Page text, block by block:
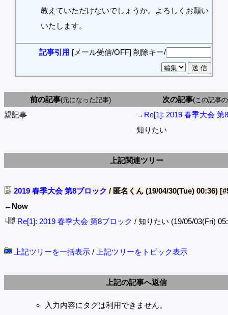
教えていただけないでしょうか。よろしくお願い
いたします。
記事引用 [メール受信/OFF] 削除キー/
前の記事(元になった記事) 次の記事(この記事
親記事
→Re[1]: 2019 春季大会 第
知りたい
上記関連ツリー
2019 春季大会 第8ブロック / 匿名くん (19/04/30(Tue) 00:36)
←Now
└ Re[1]: 2019 春季大会 第8ブロック / 知りたい (19/05/03(Fri)
上記ツリーを一括表示 / 上記ツリーをトピック表示
上記の記事へ返信
入力内容にタグは利用できません。